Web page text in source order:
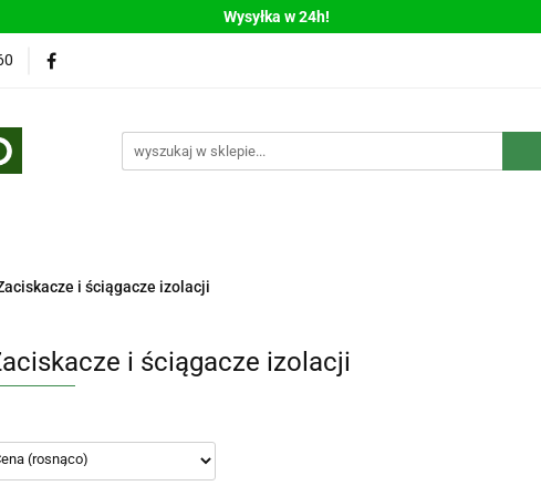
Wysyłka w 24h!
Bestsellery Nowości Polecamy WYPRZEDAŻ
i ściągacze izolacji
i ściągacze izolacji